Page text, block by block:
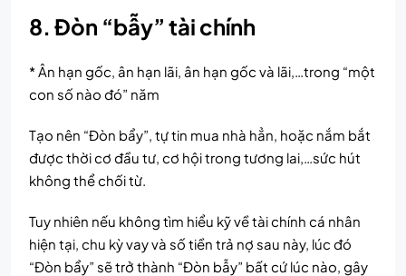
8. Đòn “bẫy” tài chính
* Ân hạn gốc, ân hạn lãi, ân hạn gốc và lãi,…trong “một
con số nào đó” năm
Tạo nên “Đòn bẩy”, tự tin mua nhà hẳn, hoặc nắm bắt
được thời cơ đầu tư, cơ hội trong tương lai,…sức hút
không thể chối từ.
Tuy nhiên nếu không tìm hiểu kỹ về tài chính cá nhân
hiện tại, chu kỳ vay và số tiền trả nợ sau này, lúc đó
“Đòn bẩy” sẽ trở thành “Đòn bẫy” bất cứ lúc nào, gây